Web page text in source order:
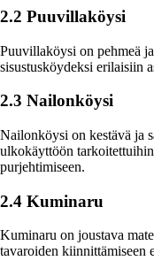
2.2 Puuvillaköysi
Puuvillaköysi on pehmeä
sisustusköydeksi erilaisiin
2.3 Nailonköysi
Nailonköysi on kestävä ja
ulkokäyttöön
purjehtimiseen.
2.4 Kuminaru
Kuminaru on joustava
tavaroiden kiinnittämiseen